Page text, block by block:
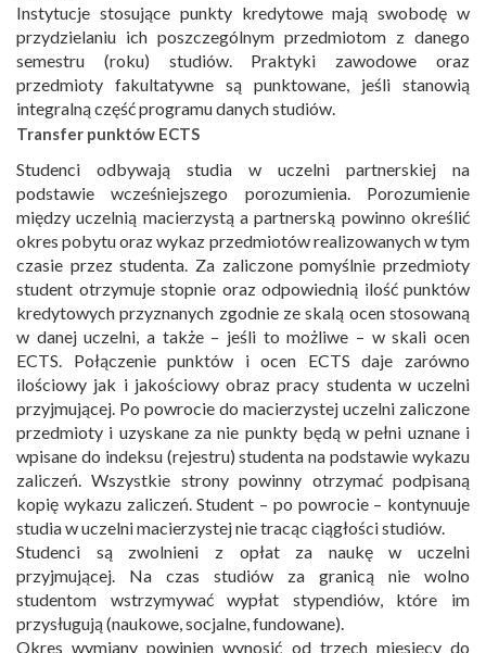
Instytucje stosujące punkty kredytowe mają swobodę w
przydzielaniu ich poszczególnym przedmiotom z danego
semestru (roku) studiów. Praktyki zawodowe oraz
przedmioty fakultatywne są punktowane, jeśli stanowią
integralną część programu danych studiów.
Transfer punktów ECTS
Studenci odbywają studia w uczelni partnerskiej na
podstawie wcześniejszego porozumienia. Porozumienie
między uczelnią macierzystą a partnerską powinno określić
okres pobytu oraz wykaz przedmiotów realizowanych w tym
czasie przez studenta. Za zaliczone pomyślnie przedmioty
student otrzymuje stopnie oraz odpowiednią ilość punktów
kredytowych przyznanych zgodnie ze skalą ocen stosowaną
w danej uczelni, a także – jeśli to możliwe – w skali ocen
ECTS. Połączenie punktów i ocen ECTS daje zarówno
ilościowy jak i jakościowy obraz pracy studenta w uczelni
przyjmującej. Po powrocie do macierzystej uczelni zaliczone
przedmioty i uzyskane za nie punkty będą w pełni uznane i
wpisane do indeksu (rejestru) studenta na podstawie wykazu
zaliczeń. Wszystkie strony powinny otrzymać podpisaną
kopię wykazu zaliczeń. Student – po powrocie – kontynuuje
studia w uczelni macierzystej nie tracąc ciągłości studiów.
Studenci są zwolnieni z opłat za naukę w uczelni
przyjmującej. Na czas studiów za granicą nie wolno
studentom wstrzymywać wypłat stypendiów, które im
przysługują (naukowe, socjalne, fundowane).
Okres wymiany powinien wynosić od trzech miesięcy do